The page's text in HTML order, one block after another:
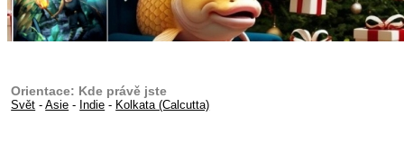
Orientace: Kde právě jste
Svět -Asie - Indie - Kolkata (Calcutta)